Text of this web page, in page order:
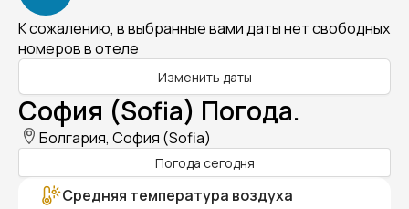
К сожалению, в выбранные вами даты нет свободных
номеров в отеле
Изменить даты
София (Sofia) Погода.
Болгария, София (Sofia)
Погода сегодня
Средняя температура воздуха